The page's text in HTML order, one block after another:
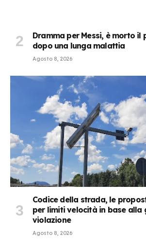
Dramma per Messi, è morto il
dopo una lunga malattia
Agosto 8, 2026
Codice della strada, le
per limiti velocità in base alla
violazione
Agosto 8, 2026